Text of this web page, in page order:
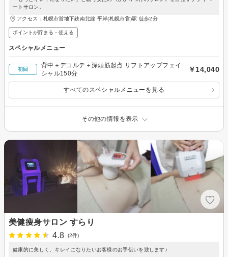
ートサロン。
アクセス：札幌市営地下鉄南北線 平岸(札幌市営)駅 徒歩2分
ポイントが貯まる・使える
スペシャルメニュー
初回
背中＋デコルテ＋深頭筋起点 リフトアップフェイ
シャル150分
￥14,040
すべてのスペシャルメニューを見る
その他の情報を表示
美健痩身サロン すらり
4.8
(2件)
健康的に美しく、キレイになりたいお客様のお手伝いを致します♪